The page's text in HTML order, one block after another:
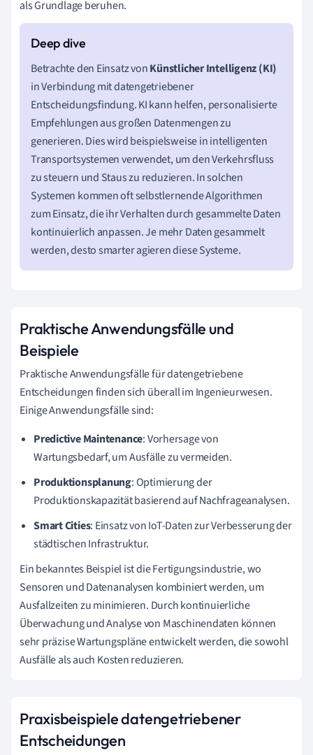
als Grundlage beruhen.
Betrachte den Einsatz vonKünstlicher Intelligenz (KI)
in Verbindung mit datengetriebener
Entscheidungsfindung. KI kann helfen, personalisierte
Empfehlungen aus großen Datenmengen zu
generieren. Dies wird beispielsweise in intelligenten
Transportsystemen verwendet, um den Verkehrsfluss
zu steuern und Staus zu reduzieren. In solchen
Systemen kommen oft selbstlernende Algorithmen
zum Einsatz, die ihr Verhalten durch gesammelte Daten
kontinuierlich anpassen. Je mehr Daten gesammelt
werden, desto smarter agieren diese Systeme.
Praktische Anwendungsfälle und
Beispiele
Praktische Anwendungsfälle für datengetriebene
Entscheidungen finden sich überall im Ingenieurwesen.
Einige Anwendungsfälle sind:
Predictive Maintenance: Vorhersage von
Wartungsbedarf, um Ausfälle zu vermeiden.
Produktionsplanung: Optimierung der
Produktionskapazität basierend auf Nachfrageanalysen.
Smart Cities: Einsatz von IoT-Daten zur Verbesserung der
städtischen Infrastruktur.
Ein bekanntes Beispiel ist die Fertigungsindustrie, wo
Sensoren und Datenanalysen kombiniert werden, um
Ausfallzeiten zu minimieren. Durch kontinuierliche
Überwachung und Analyse von Maschinendaten können
sehr präzise Wartungspläne entwickelt werden, die sowohl
Ausfälle als auch Kosten reduzieren.
Praxisbeispiele datengetriebener
Entscheidungen